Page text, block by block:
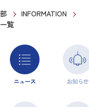
INFORMATION
覧
ニュース お知らせ